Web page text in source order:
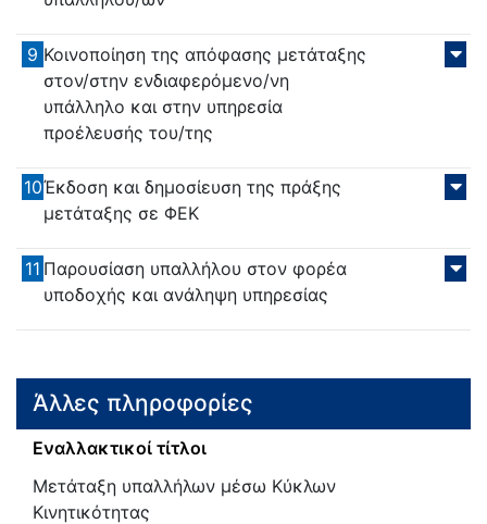
9 Κοινοποίηση της απόφασης μετάταξης
στον/στην ενδιαφερόμενο/νη
υπάλληλο και στην υπηρεσία
προέλευσής του/της
10Έκδοση και δημοσίευση της πράξης
μετάταξης σε ΦΕΚ
11 Παρουσίαση υπαλλήλου στον φορέα
υποδοχής και ανάληψη υπηρεσίας
Άλλες πληροφορίες
Εναλλακτικοί τίτλοι
Μετάταξη υπαλλήλων μέσω Κύκλων
Κινητικότητας